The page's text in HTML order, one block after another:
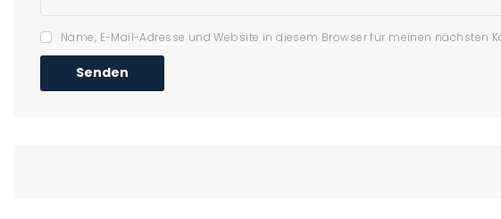
Name, E-Mail-Adresse und Website in diesem Browser für meinen nächsten